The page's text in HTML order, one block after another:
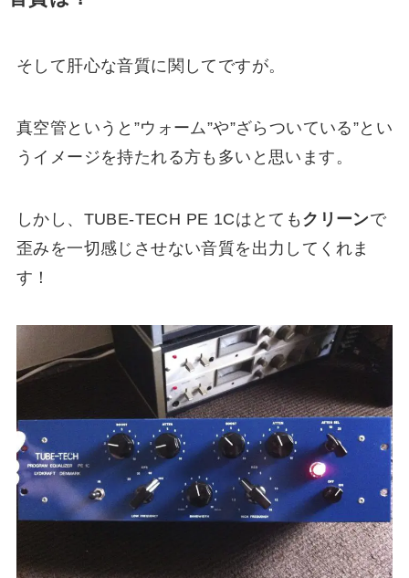
そして肝心な音質に関してですが。
真空管というと”ウォーム”や”ざらついている”とい
うイメージを持たれる方も多いと思います。
しかし、TUBE-TECH PE 1Cはとても クリーンで
歪みを一切感じさせない音質を出力してくれま
す！